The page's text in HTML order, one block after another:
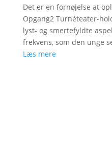
Det er en fornøjelse at
Opgang2 Turnéteater-
lyst- og smertefyldte
frekvens, som den unge
Læs mere